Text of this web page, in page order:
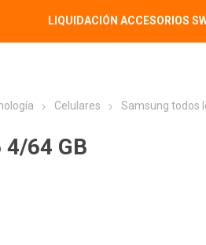
LIQUIDACIÓN ACCESORIOS
Celulares Samsung todos
64 GB